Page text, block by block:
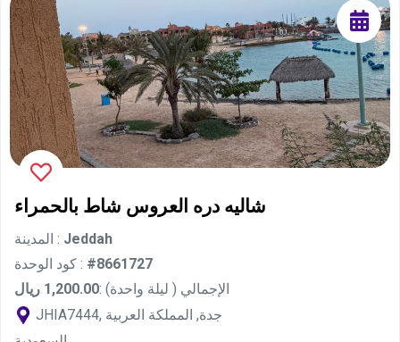
شاليه دره العروس شاط بالحمراء
المدينة : Jeddah
كود الوحدة : #8661727
الإجمالي ( ليلة واحدة) :1,200.00 ريال
JHIA7444, جدة, المملكة العربية